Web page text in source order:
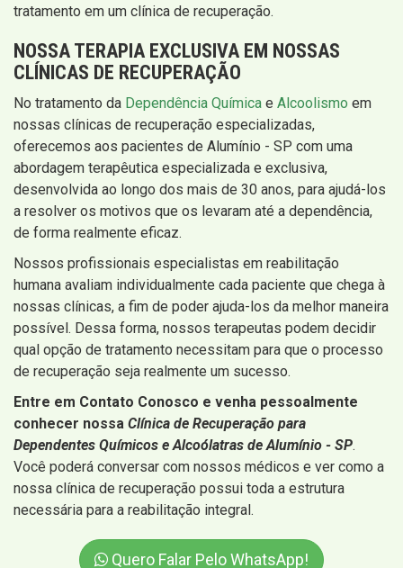
tratamento em um clínica de recuperação.
NOSSA TERAPIA EXCLUSIVA EM NOSSAS
CLÍNICAS DE RECUPERAÇÃO
No tratamento da Dependência Química e Alcoolismo em
nossas clínicas de recuperação especializadas,
oferecemos aos pacientes de Alumínio - SP com uma
abordagem terapêutica especializada e exclusiva,
desenvolvida ao longo dos mais de 30 anos, para ajudá-los
a resolver os motivos que os levaram até a dependência,
de forma realmente eficaz.
Nossos profissionais especialistas em reabilitação
humana avaliam individualmente cada paciente que chega à
nossas clínicas, a fim de poder ajuda-los da melhor maneira
possível. Dessa forma, nossos terapeutas podem decidir
qual opção de tratamento necessitam para que o processo
de recuperação seja realmente um sucesso.
Entre em Contato Conosco e venha pessoalmente
conhecer nossa Clínica de Recuperação para
Dependentes Químicos e Alcoólatras de Alumínio - SP.
Você poderá conversar com nossos médicos e ver como a
nossa clínica de recuperação possui toda a estrutura
necessária para a reabilitação integral.
Quero Falar Pelo WhatsApp!